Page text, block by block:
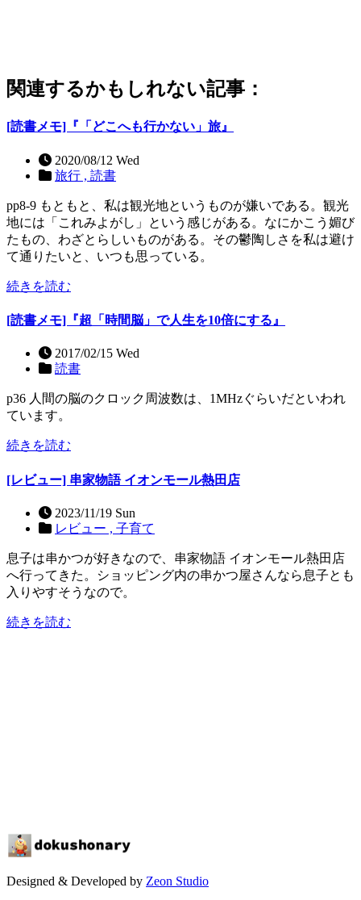
関連するかもしれない記事：
[読書メモ]『「どこへも行かない」旅』
2020/08/12 Wed
旅行 , 読書
pp8-9 もともと、私は観光地というものが嫌いである。観光
地には「これみよがし」という感じがある。なにかこう媚び
たもの、わざとらしいものがある。その鬱陶しさを私は避け
て通りたいと、いつも思っている。
続きを読む
[読書メモ]『超「時間脳」で人生を10倍にする』
2017/02/15 Wed
読書
p36 人間の脳のクロック周波数は、1MHzぐらいだといわれ
ています。
続きを読む
[レビュー] 串家物語 イオンモール熱田店
2023/11/19 Sun
レビュー , 子育て
息子は串かつが好きなので、串家物語 イオンモール熱田店
へ行ってきた。ショッピング内の串かつ屋さんなら息子とも
入りやすそうなので。
続きを読む
Designed & Developed by Zeon Studio